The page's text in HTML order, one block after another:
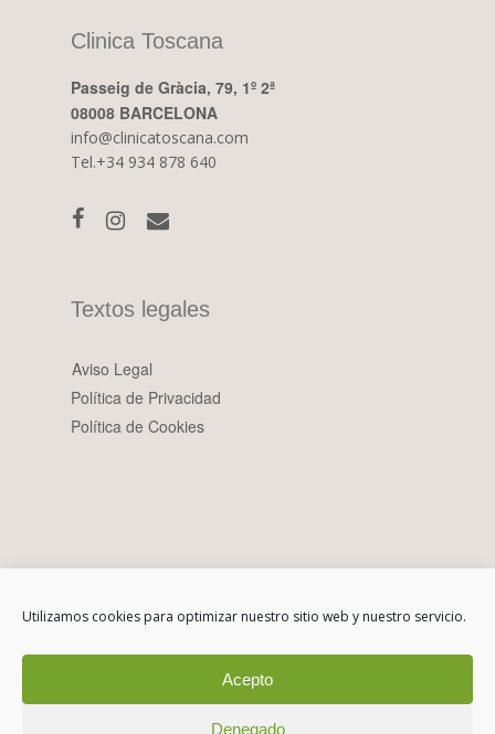
Utilizamos cookies para optimizar nuestro sitio web y nuestro servicio.
Acepto
Denegado
Clinica Toscana
Passeig de Gràcia, 79, 1º 2ª
08008 BARCELONA
info@clinicatoscana.com
Tel.+34 934 878 640
Textos legales
Aviso Legal
Política de Privacidad
Política de Cookies